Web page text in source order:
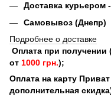
Доставка курьером -
Самовывоз (Днепр)
Подробнее о доставке
Оплата при получении
от 1000 грн.);
Оплата на карту
дополнительная